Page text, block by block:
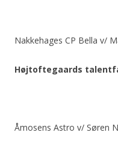
Nakkehages CP Bella v/
Højtoftegaards
Åmosens Astro v/ Søren